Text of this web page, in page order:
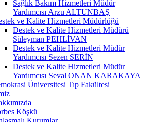
Sağlık Bakım Hizmetleri Müdür
Yardımcısı Arzu ALTUNBAŞ
ve Kalite Hizmetleri Müdürlüğü
Destek ve Kalite Hizmetleri Müdürü
Süleyman PEHLİVAN
Destek ve Kalite Hizmetleri Müdür
Yardımcısı Sezen SERİN
Destek ve Kalite Hizmetleri Müdür
Yardımcısı Seval ONAN KARAKAYA
Üniversitesi Tıp Fakültesi
Köşkü